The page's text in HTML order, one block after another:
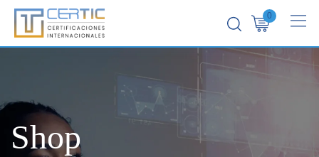
0
Shop